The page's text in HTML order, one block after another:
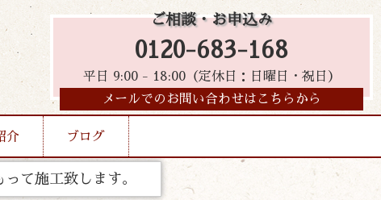
ご相談・お申込み
0120-683-168
平日 9:00 - 18:00（定休日：日曜日・祝日）
メールでのお問い合わせはこちらから
介 ブログ
て施工致します。